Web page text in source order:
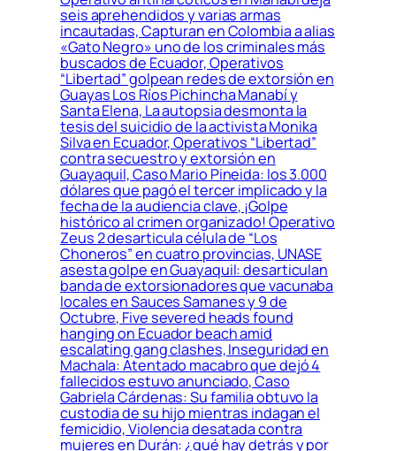
seis aprehendidos y varias armas
incautadas, Capturan en Colombia a alias
«Gato Negro» uno de los criminales más
buscados de Ecuador, Operativos
“Libertad” golpean redes de extorsión en
Guayas Los Ríos Pichincha Manabí y
Santa Elena, La autopsia desmonta la
tesis del suicidio de la activista Monika
Silva en Ecuador, Operativos “Libertad”
contra secuestro y extorsión en
Guayaquil, Caso Mario Pineida: los 3.000
dólares que pagó el tercer implicado y la
fecha de la audiencia clave, ¡Golpe
histórico al crimen organizado! Operativo
Zeus 2 desarticula célula de “Los
Choneros” en cuatro provincias, UNASE
asesta golpe en Guayaquil: desarticulan
banda de extorsionadores que vacunaba
locales en Sauces Samanes y 9 de
Octubre, Five severed heads found
hanging on Ecuador beach amid
escalating gang clashes, Inseguridad en
Machala: Atentado macabro que dejó 4
fallecidos estuvo anunciado, Caso
Gabriela Cárdenas: Su familia obtuvo la
custodia de su hijo mientras indagan el
femicidio, Violencia desatada contra
mujeres en Durán: ¿qué hay detrás y por